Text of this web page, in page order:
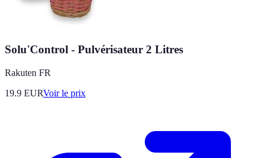
Solu'Control - Pulvérisateur 2 Litres
Rakuten FR
19.9 EURVoir le prix